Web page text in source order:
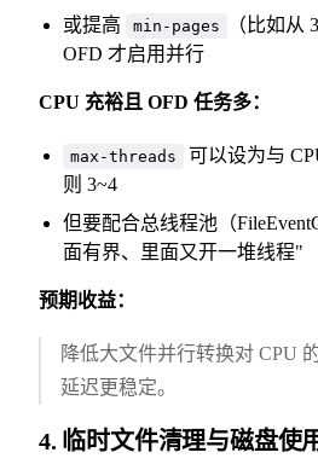
或提高 min-pages
（比如从
OFD 才启用并行
CPU 充裕且 OFD 任务多：
max-threads
可以设为与
则 3~4
但要配合总线程池（
面有界、里面又开一堆线程"
预期收益：
降低大文件并行转换对 CPU
延迟更稳定。
4. 临时文件清理与磁盘使